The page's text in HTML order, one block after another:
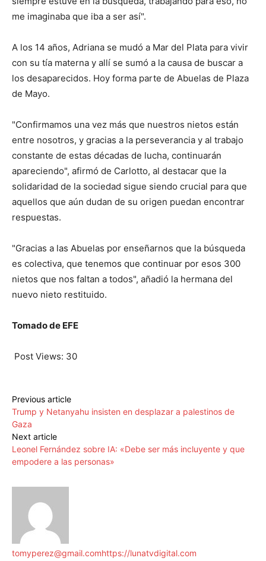
me imaginaba que iba a ser así".
A los 14 años, Adriana se mudó a Mar del Plata para vivir
con su tía materna y allí se sumó a la causa de buscar a
los desaparecidos. Hoy forma parte de Abuelas de Plaza
de Mayo.
"Confirmamos una vez más que nuestros nietos están
entre nosotros, y gracias a la perseverancia y al trabajo
constante de estas décadas de lucha, continuarán
apareciendo", afirmó de Carlotto, al destacar que la
solidaridad de la sociedad sigue siendo crucial para que
aquellos que aún dudan de su origen puedan encontrar
respuestas.
"Gracias a las Abuelas por enseñarnos que la búsqueda
es colectiva, que tenemos que continuar por esos 300
nietos que nos faltan a todos", añadió la hermana del
nuevo nieto restituido.
Tomado de EFE
Post Views: 30
Previous article
Trump y Netanyahu insisten en desplazar a palestinos de
Gaza
Next article
Leonel Fernández sobre IA: «Debe ser más incluyente y que
empodere a las personas»
tomyperez@gmail.comhttps://lunatvdigital.com